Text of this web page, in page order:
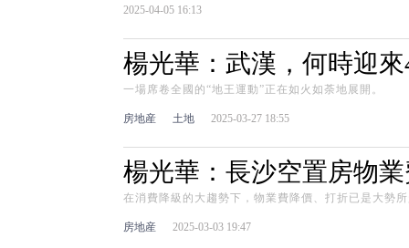
2025-04-05 16:13
楊光華：武漢，何時迎
一場席卷全國的“地王運動”正在如火如荼地展開。
房地産 土地 2025-03-27 18:55
楊光華：長沙空置房物
在消費降級的大趨勢下，物業費降價、打折已是大勢
房地産 2025-03-03 19:47